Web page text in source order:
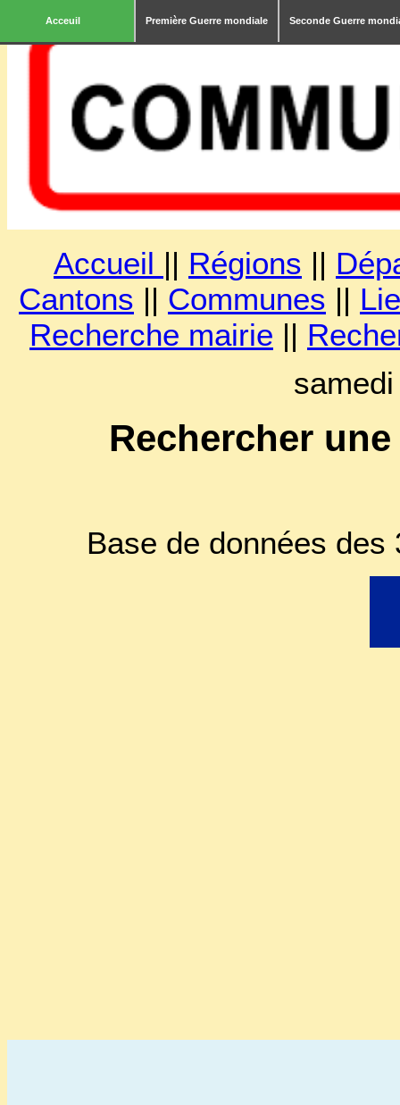
Acceuil Première Guerre mondiale Seconde Guerre
Accueil || Régions ||
Cantons || Communes ||
Recherche mairie ||
Rechercher
Base de données